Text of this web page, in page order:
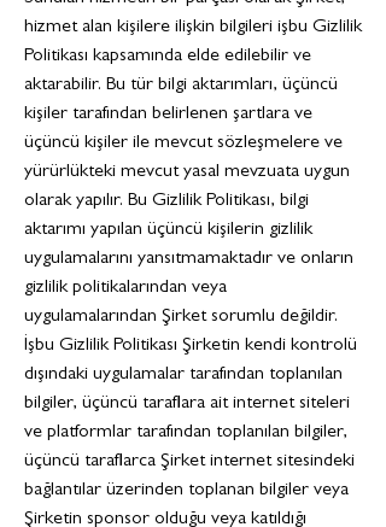
hizmet alan kişilere ilişkin bilgileri işbu Gizlilik
Politikası kapsamında elde edilebilir ve
aktarabilir. Bu tür bilgi aktarımları, üçüncü
kişiler tarafından belirlenen şartlara ve
üçüncü kişiler ile mevcut sözleşmelere ve
yürürlükteki mevcut yasal mevzuata uygun
olarak yapılır. Bu Gizlilik Politikası, bilgi
aktarımı yapılan üçüncü kişilerin gizlilik
uygulamalarını yansıtmamaktadır ve onların
gizlilik politikalarından veya
uygulamalarından Şirket sorumlu değildir.
İşbu Gizlilik Politikası Şirketin kendi kontrolü
dışındaki uygulamalar tarafından toplanılan
bilgiler, üçüncü taraflara ait internet siteleri
ve platformlar tarafından toplanılan bilgiler,
üçüncü taraflarca Şirket internet sitesindeki
bağlantılar üzerinden toplanan bilgiler veya
Şirketin sponsor olduğu veya katıldığı